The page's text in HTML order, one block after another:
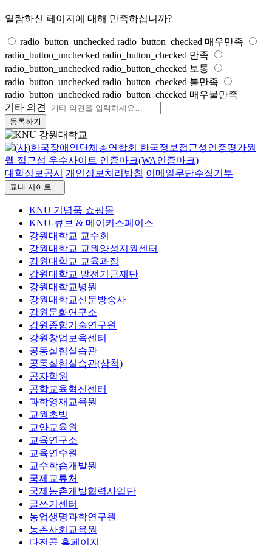
열람하신 페이지에 대해 만족하십니까?
radio_button_unchecked radio_button_checked 매우만족
radio_button_unchecked radio_button_checked 만족
radio_button_unchecked radio_button_checked 보통
radio_button_unchecked radio_button_checked 불만족
radio_button_unchecked radio_button_checked 매우불만족
기타 의견
등록하기
대학정보공시 개인정보처리방침 이메일무단수집거부
교내 사이트
KNU 기념품 쇼핑몰
KNU-큐브 & 메이커스페이스
강원대학교 교수회
강원대학교 교원양성지원센터
강원대학교 교육과정
강원대학교 발전기금재단
강원대학교병원
강원대학교신문방송사
강원문화연구소
강원종합기술연구원
강원창업보육센터
공동실험실습관
공동실험실습관(삼척)
공자학원
공학교육혁신센터
과학영재교육원
교원초빙
교양교육원
교육연구소
교육연수원
교수학습개발원
국제교류처
국제농촌개발협력사업단
글쓰기센터
농업생명과학연구원
농촌사회교육원
다전공 홈페이지